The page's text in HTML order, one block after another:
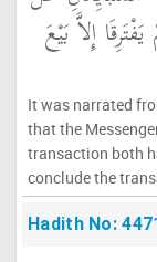
إِلاَّ بَيْعَ
It was narrated
that the
transaction both
conclude the
Hadith No: